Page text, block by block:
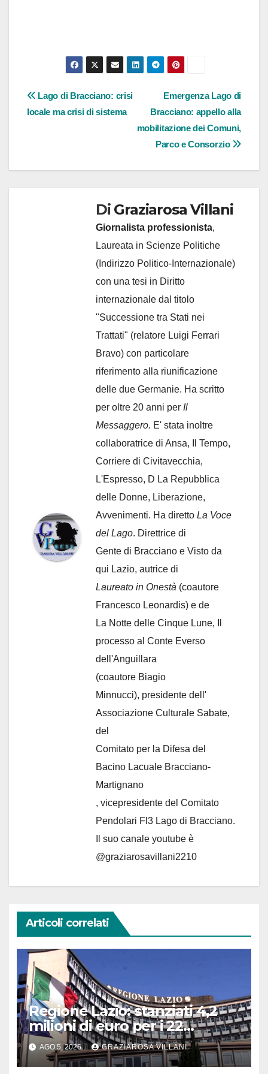
Navigazione
Emergenza Lago di
Bracciano: appello alla
mobilitazione dei Comuni,
Parco e Consorzio
Lago di Bracciano: crisi
locale ma crisi di sistema
Di Graziarosa Villani
Giornalista professionista,
Laureata in Scienze Politiche
(Indirizzo Politico-Internazionale)
con una tesi in Diritto
internazionale dal titolo
"Successione tra Stati nei
Trattati" (relatore Luigi Ferrari
Bravo) con particolare
riferimento alla riunificazione
delle due Germanie. Ha scritto
per oltre 20 anni per Il
Messaggero. E' stata inoltre
collaboratrice di Ansa, Il Tempo,
Corriere di Civitavecchia,
L'Espresso, D La Repubblica
delle Donne, Liberazione,
Avvenimenti. Ha diretto La Voce
del Lago. Direttrice di
Gente di Bracciano e Visto da
qui Lazio, autrice di
Laureato in Onestà (coautore
Francesco Leonardis) e de
La Notte delle Cinque Lune, Il
processo al Conte Everso
dell'Anguillara
(coautore Biagio
Minnucci), presidente dell'
Associazione Culturale Sabate,
del
Comitato per la Difesa del
Bacino Lacuale Bracciano-
Martignano
, vicepresidente del Comitato
Pendolari Fl3 Lago di Bracciano.
Il suo canale youtube è
@graziarosavillani2210
Articoli correlati
Regione Lazio: stanziati 4,2
milioni di euro per i 22
Comuni dell’Etruria
Meridionale
AGO 5, 2026 GRAZIAROSA VILLANI